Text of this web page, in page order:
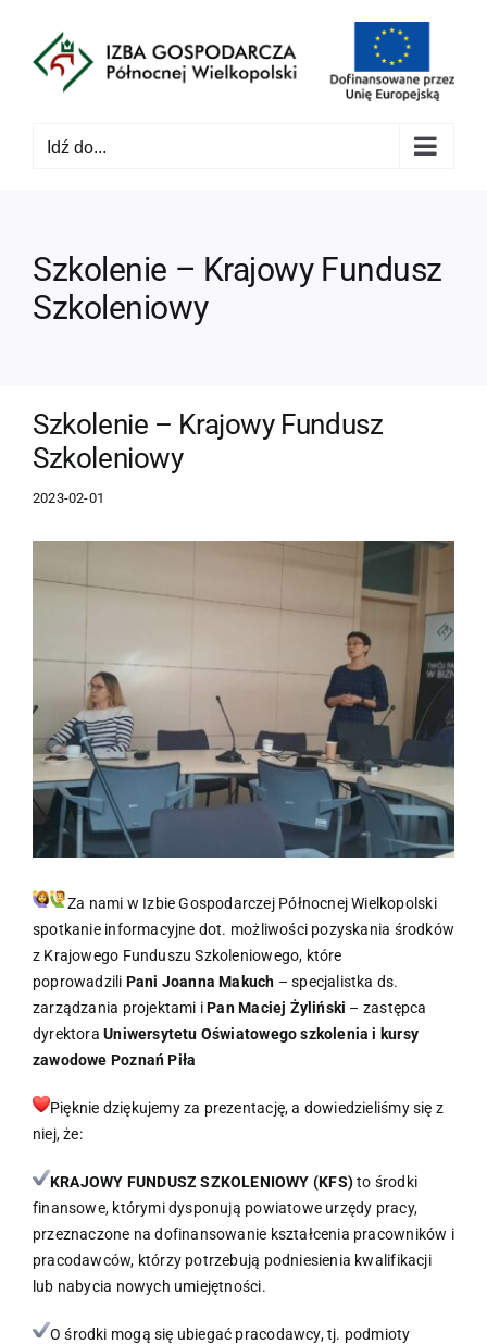
zawartości
Idź do...
Szkolenie – Krajowy Fundusz
Szkoleniowy
Szkolenie – Krajowy Fundusz
Szkoleniowy
2023-02-01
większy
Za nami w Izbie Gospodarczej Północnej Wielkopolski
spotkanie informacyjne dot. możliwości pozyskania środków
z Krajowego Funduszu Szkoleniowego, które
poprowadzili Pani Joanna Makuch – specjalistka ds.
zarządzania projektami iPan Maciej Żyliński – zastępca
dyrektoraUniwersytetu Oświatowego szkolenia i kursy
zawodowe Poznań Piła
Pięknie dziękujemy za prezentację, a dowiedzieliśmy się z
niej, że:
KRAJOWY FUNDUSZ SZKOLENIOWY (KFS)to środki
finansowe, którymi dysponują powiatowe urzędy pracy,
przeznaczone na dofinansowanie kształcenia pracowników i
pracodawców, którzy potrzebują podniesienia kwalifikacji
lub nabycia nowych umiejętności.
O środki mogą się ubiegać pracodawcy, tj. podmioty